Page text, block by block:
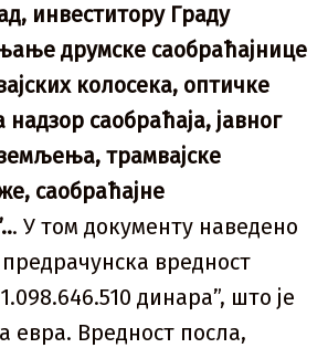
инвеститору Граду
друмске саобраћајнице
колосека, оптичке
надзор саобраћаја, јавног
трамвајске
саобраћајне
. У том документу наведено
предрачунска вредност
динара”, што је
евра. Вредност посла,